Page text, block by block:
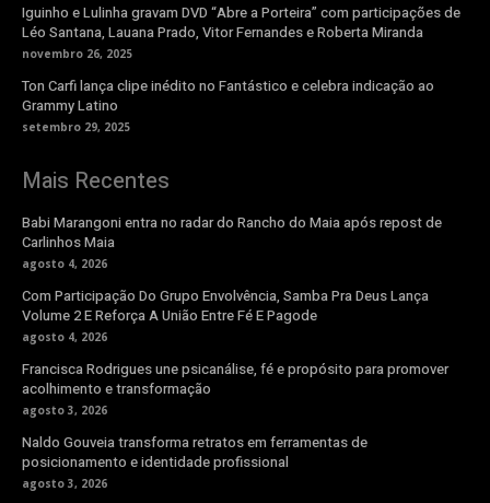
Iguinho e Lulinha gravam DVD “Abre a Porteira” com participações de
Léo Santana, Lauana Prado, Vitor Fernandes e Roberta Miranda
novembro 26, 2025
Ton Carfi lança clipe inédito no Fantástico e celebra indicação ao
Grammy Latino
setembro 29, 2025
Mais Recentes
Babi Marangoni entra no radar do Rancho do Maia após repost de
Carlinhos Maia
agosto 4, 2026
Com Participação Do Grupo Envolvência, Samba Pra Deus Lança
Volume 2 E Reforça A União Entre Fé E Pagode
agosto 4, 2026
Francisca Rodrigues une psicanálise, fé e propósito para promover
acolhimento e transformação
agosto 3, 2026
Naldo Gouveia transforma retratos em ferramentas de
posicionamento e identidade profissional
agosto 3, 2026